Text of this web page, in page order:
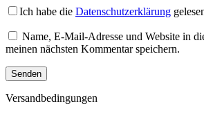
Ich habe die Datenschutzerklärung
Name, E-Mail-Adresse und Website in
meinen nächsten Kommentar speichern.
Versandbedingungen